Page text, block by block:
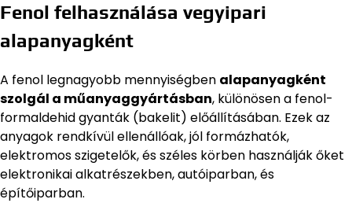
Fenol felhasználása vegyipari
alapanyagként
A fenol legnagyobb mennyiségben alapanyagként
szolgál a műanyaggyártásban, különösen a fenol-
formaldehid gyanták (bakelit) előállításában. Ezek az
anyagok rendkívül ellenállóak, jól formázhatók,
elektromos szigetelők, és széles körben használják őket
elektronikai alkatrészekben, autóiparban, és
építőiparban.